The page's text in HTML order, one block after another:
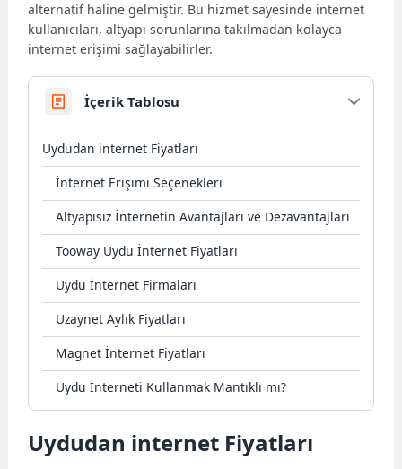
alternatif haline gelmiştir. Bu hizmet sayesinde internet
kullanıcıları, altyapı sorunlarına takılmadan kolayca
internet erişimi sağlayabilirler.
İçerik Tablosu
Uydudan internet Fiyatları
İnternet Erişimi Seçenekleri
Altyapısız İnternetin Avantajları ve Dezavantajları
Tooway Uydu İnternet Fiyatları
Uydu İnternet Firmaları
Uzaynet Aylık Fiyatları
Magnet İnternet Fiyatları
Uydu İnterneti Kullanmak Mantıklı mı?
Uydudan internet Fiyatları